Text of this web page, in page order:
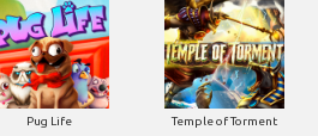
Pug Life Temple of Torment